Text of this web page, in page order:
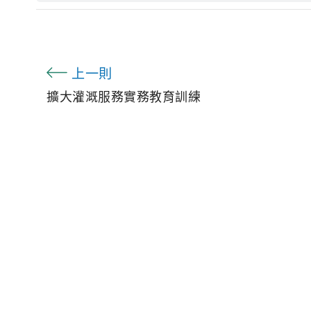
上一則
擴大灌溉服務實務教育訓練